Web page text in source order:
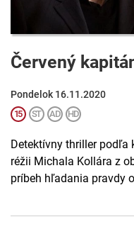
Červený
Pondelok 16.11.2020
Detektívny thriller podľa
réžii Michala Kollára z
príbeh hľadania pravdy